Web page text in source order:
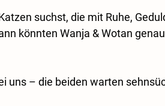
suchst, die mit Ruhe,
könnten Wanja & Wotan
uns – die beiden warten